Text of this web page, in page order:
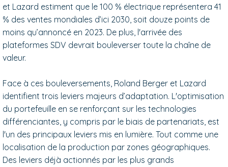
et Lazard estiment que le 100 % électrique représentera 41
% des ventes mondiales d’ici 2030, soit douze points de
moins qu’annoncé en 2023. De plus, l'arrivée des
plateformes SDV devrait bouleverser toute la chaîne de
valeur.
Face à ces bouleversements, Roland Berger et Lazard
identifient trois leviers majeurs d’adaptation. L'optimisation
du portefeuille en se renforçant sur les technologies
différenciantes, y compris par le biais de partenariats, est
l'un des principaux leviers mis en lumière. Tout comme une
localisation de la production par zones géographiques.
Des leviers déjà actionnés par les plus grands